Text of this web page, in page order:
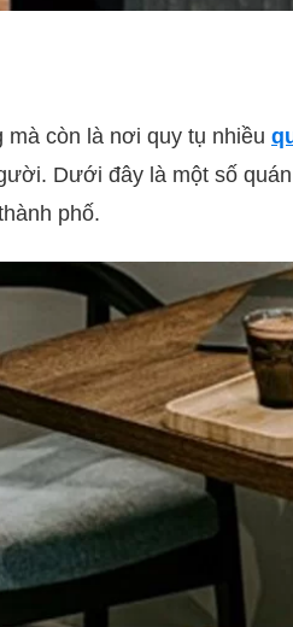
mà còn là nơi quy tụ nhiều
Dưới đây là một số
phố.